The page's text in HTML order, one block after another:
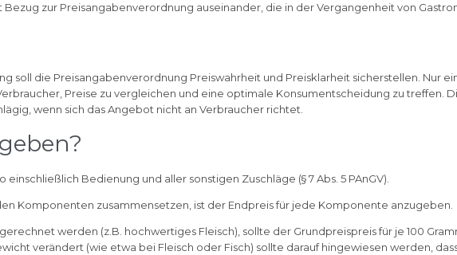
zur Preisangabenverordnung auseinander, die in der Vergangenheit von
soll die Preisangabenverordnung Preiswahrheit und Preisklarheit sicherstellen. Nur
Preise zu vergleichen und eine optimale Konsumentscheidung zu treffen.
wenn sich das Angebot nicht an Verbraucher richtet.
Bedienung und aller sonstigen Zuschläge (§ 7 Abs. 5 PAnGV).
Komponenten zusammensetzen, ist der Endpreis für jede Komponente anzugeben.
werden (z.B. hochwertiges Fleisch), sollte der Grundpreispreis für je 100
verändert (wie etwa bei Fleisch oder Fisch) sollte darauf hingewiesen werden,